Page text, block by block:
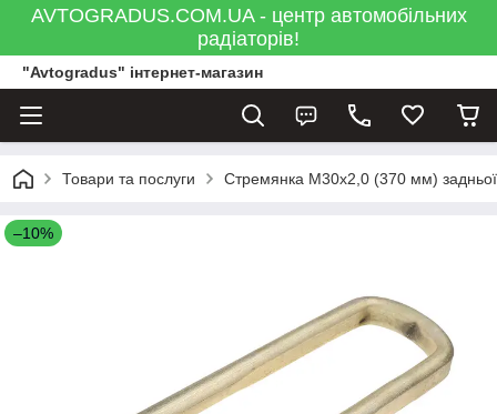
AVTOGRADUS.COM.UA - центр автомобільних
радіаторів!
"Avtogradus" інтернет-магазин
Товари та послуги Стремянка М30х2,0 (370 мм) задньої
–10%